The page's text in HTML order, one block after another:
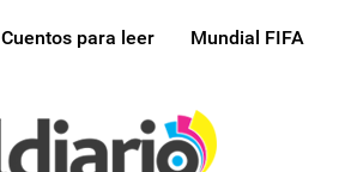
Cuentos para leer Mundial FIFA